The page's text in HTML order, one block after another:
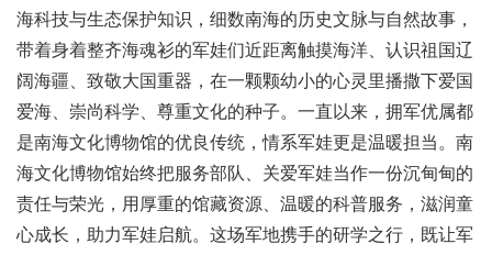
海科技与生态保护知识，细数南海的历史文脉与自然故事，
带着身着整齐海魂衫的军娃们近距离触摸海洋、认识祖国辽
阔海疆、致敬大国重器，在一颗颗幼小的心灵里播撒下爱国
爱海、崇尚科学、尊重文化的种子。 一直以来， 拥军优属都
是南海文化博物馆的优良传统，情系军娃更是温暖担当。南
海文化博物馆始终把服务部队、关爱军娃当作一份沉甸甸的
责任与荣光，用厚重的馆藏资源、温暖的科普服务，滋润童
心成长，助力军娃启航。这场军地携手的研学之行，既让军